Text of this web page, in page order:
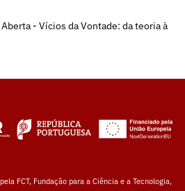
- Vícios da Vontade: da teoria à
FCT, Fundação para a Ciência e a Tecnologia,